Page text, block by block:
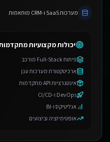
מערכות SaaS ו-CRM מותאמות
יכולות מקצועיות
פיתוח Full-Stack מורכב
ארכיטקטורת מערכות ענן
אינטגרציות API מתקדמות
DevOps ו-CI/CD
אנליטיקס ו-BI
אופטימיזציה וביצועים